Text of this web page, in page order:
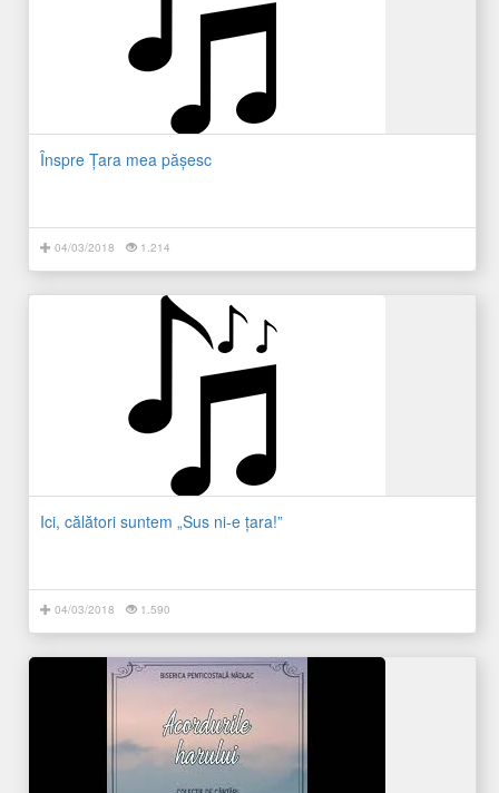
Înspre Ţara mea păşesc
04/03/2018 1.214
Ici, călători suntem „Sus ni-e ţara!”
04/03/2018 1.590